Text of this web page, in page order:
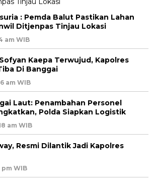
: Pemda Balut Pastikan Lahan
Ditjenpas Tinjau Lokasi
am WIB
Kaepa Terwujud, Kapolres
Di Banggai
am WIB
Laut: Penambahan Personel
Polda Siapkan Logistik
am WIB
Resmi Dilantik Jadi Kapolres
pm WIB